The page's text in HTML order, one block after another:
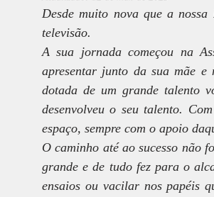
Desde muito nova que a
televisão.
A sua jornada começou na
apresentar junto da sua mãe
dotada de um grande talento
desenvolveu o seu talento.
espaço, sempre com o apoio
O caminho até ao sucesso não
grande e de tudo fez para o
ensaios ou vacilar nos papéis